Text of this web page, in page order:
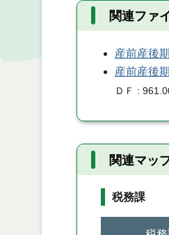
関連ファ
産前産後
産前産後
ＤＦ
関連マッ
税務課